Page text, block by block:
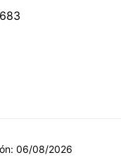
06/08/2026